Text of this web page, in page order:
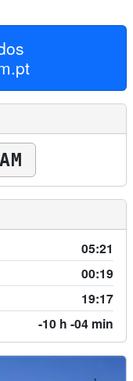
05:21
00:19
19:17
-10 h -04 min